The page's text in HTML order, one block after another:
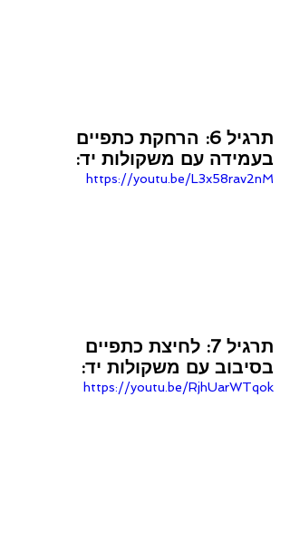
תרגיל 6: הרחקת כתפיים
בעמידה עם משקולות יד:
https://youtu.be/L3x58rav2nM
תרגיל 7: לחיצת כתפיים
בסיבוב עם משקולות יד:
https://youtu.be/RjhUarWTqok